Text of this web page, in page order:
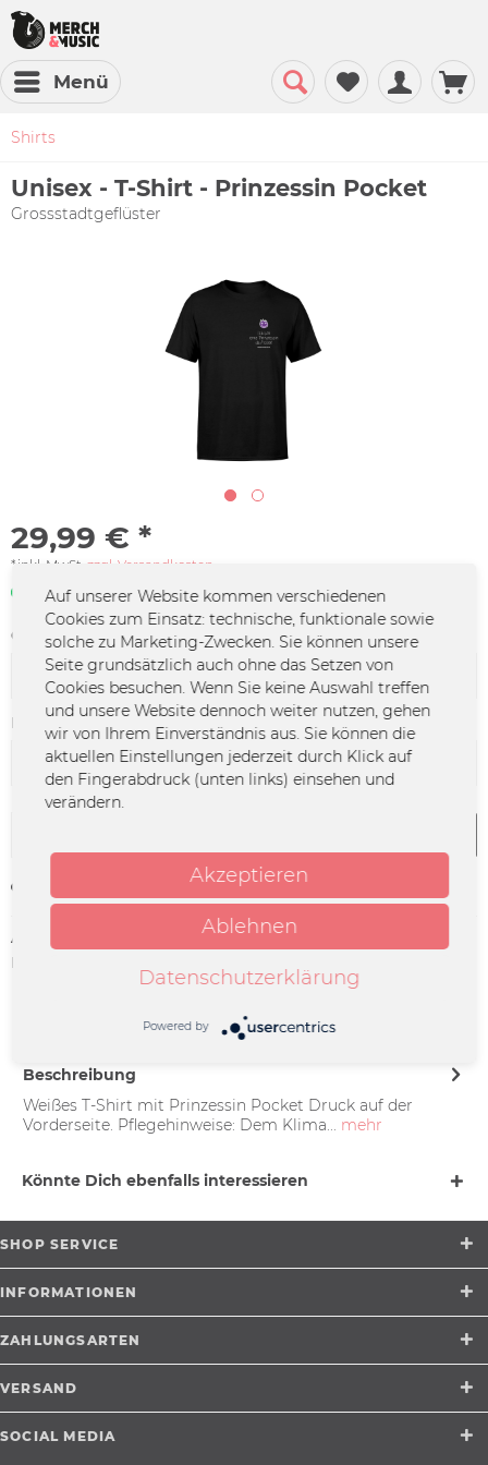
Menü
Shirts
Unisex - T-Shirt - Prinzessin Pocket
Grossstadtgeflüster
29,99 € *
*inkl. MwSt. zzgl. Versandkosten
Sofort verfügbar | 3 - 4 Werktage
Größe:
Farbe:
Merken
Artikel-Nr.:
GSGF-0039.6
Herstellerinfo:
Friedrich-Ebert-Straße 7 | 48153
support@merchcowboy.com
Beschreibung
Weißes T-Shirt mit Prinzessin Pocket Druck auf der
Vorderseite. Pflegehinweise: Dem Klima... mehr
Könnte Dich ebenfalls interessieren
SHOP SERVICE
INFORMATIONEN
ZAHLUNGSARTEN
VERSAND
SOCIAL MEDIA
Auf unserer Website kommen verschiedenen
Cookies zum Einsatz: technische, funktionale sowie
solche zu Marketing-Zwecken. Sie können unsere
Seite grundsätzlich auch ohne das Setzen von
Cookies besuchen. Wenn Sie keine Auswahl treffen
und unsere Website dennoch weiter nutzen, gehen
wir von Ihrem Einverständnis aus. Sie können die
aktuellen Einstellungen jederzeit durch Klick auf
den Fingerabdruck (unten links) einsehen und
verändern.
Akzeptieren
Ablehnen
Datenschutzerklärung
Powered by